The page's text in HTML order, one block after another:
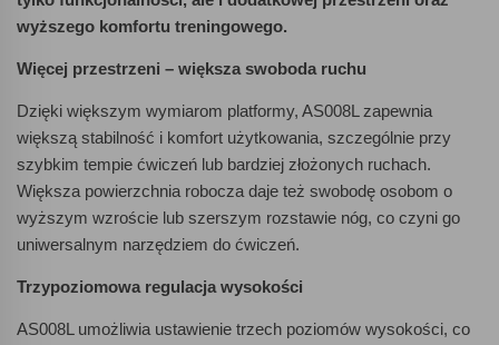
wyższego komfortu treningowego.
Więcej przestrzeni – większa swoboda ruchu
Dzięki większym wymiarom platformy, AS008L zapewnia
większą stabilność i komfort użytkowania, szczególnie przy
szybkim tempie ćwiczeń lub bardziej złożonych ruchach.
Większa powierzchnia robocza daje też swobodę osobom o
wyższym wzroście lub szerszym rozstawie nóg, co czyni go
uniwersalnym narzędziem do ćwiczeń.
Trzypoziomowa regulacja wysokości
AS008L umożliwia ustawienie trzech poziomów wysokości, co